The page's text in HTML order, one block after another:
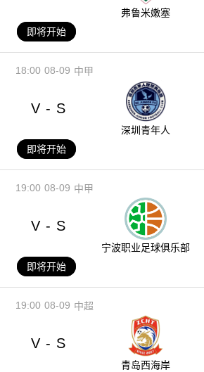
弗鲁米嫩塞
即将开始
08-09
18:00 中甲
V - S
深圳青年人
即将开始
08-09
19:00 中甲
V - S
宁波职业足球俱乐部
即将开始
08-09
19:00 中超
V - S
青岛西海岸